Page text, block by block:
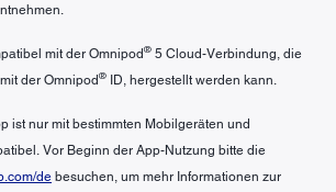
mit der Omnipod® 5 Cloud-Verbindung, die
der Omnipod® ID, hergestellt werden kann.
ist nur mit bestimmten Mobilgeräten und
Vor Beginn der App-Nutzung bitte die
de besuchen, um mehr Informationen zur